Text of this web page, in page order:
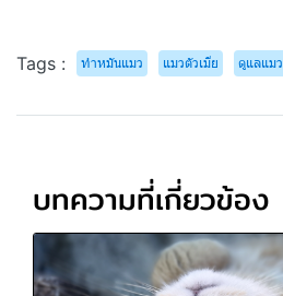
Tags : ทำหมันแมว แมวตัวเมีย ดูแลแมว
บทความที่เกี่ยวข้อง